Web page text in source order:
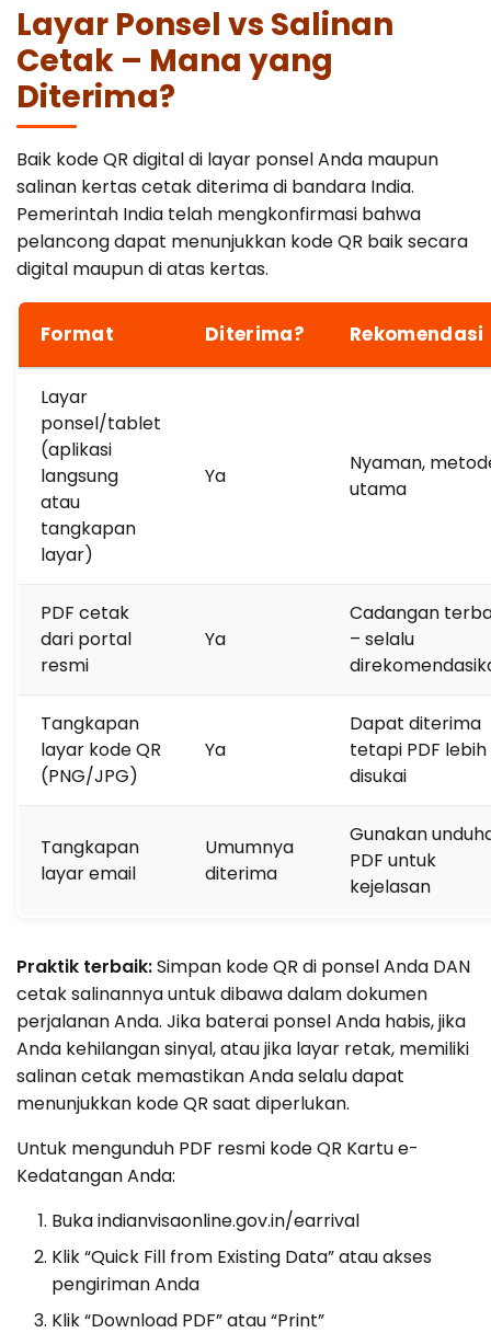
Layar Ponsel vs Salinan
Cetak – Mana yang
Diterima?
Baik kode QR digital di layar ponsel Anda maupun
salinan kertas cetak diterima di bandara India.
Pemerintah India telah mengkonfirmasi bahwa
pelancong dapat menunjukkan kode QR baik secara
digital maupun di atas kertas.
Format Diterima? Rekomendasi
Layar
ponsel/tablet
(aplikasi
langsung
atau
tangkapan
layar)
Ya
Nyaman,
utama
PDF cetak
dari portal
resmi
Ya
Cadangan
– selalu
Tangkapan
layar kode QR
(PNG/JPG)
Ya
Dapat diterima
tetapi PDF lebih
disukai
Tangkapan
layar email
Umumnya
diterima
Gunakan
PDF untuk
kejelasan
Praktik terbaik:Simpan kode QR di ponsel Anda DAN
cetak salinannya untuk dibawa dalam dokumen
perjalanan Anda. Jika baterai ponsel Anda habis, jika
Anda kehilangan sinyal, atau jika layar retak, memiliki
salinan cetak memastikan Anda selalu dapat
menunjukkan kode QR saat diperlukan.
Untuk mengunduh PDF resmi kode QR Kartu e-
Kedatangan Anda:
Buka indianvisaonline.gov.in/earrival
Klik “Quick Fill from Existing Data” atau akses
pengiriman Anda
Klik “Download PDF” atau “Print”